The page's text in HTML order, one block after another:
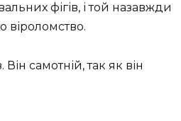
фігів, і той назавжди
самотній, так як він